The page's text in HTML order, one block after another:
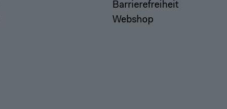
Barrierefreiheit
Webshop